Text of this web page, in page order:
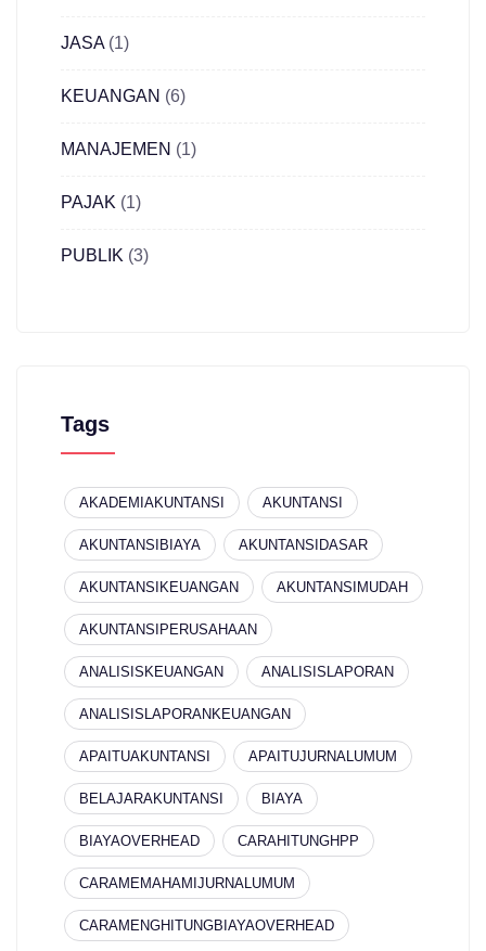
JASA(1)
KEUANGAN (6)
MANAJEMEN (1)
PAJAK (1)
PUBLIK (3)
Tags
AKADEMIAKUNTANSI AKUNTANSI
AKUNTANSIBIAYA AKUNTANSIDASAR
AKUNTANSIKEUANGAN AKUNTANSIMUDAH
AKUNTANSIPERUSAHAAN
ANALISISKEUANGAN ANALISISLAPORAN
ANALISISLAPORANKEUANGAN
APAITUAKUNTANSI APAITUJURNALUMUM
BELAJARAKUNTANSI BIAYA
BIAYAOVERHEAD CARAHITUNGHPP
CARAMEMAHAMIJURNALUMUM
CARAMENGHITUNGBIAYAOVERHEAD